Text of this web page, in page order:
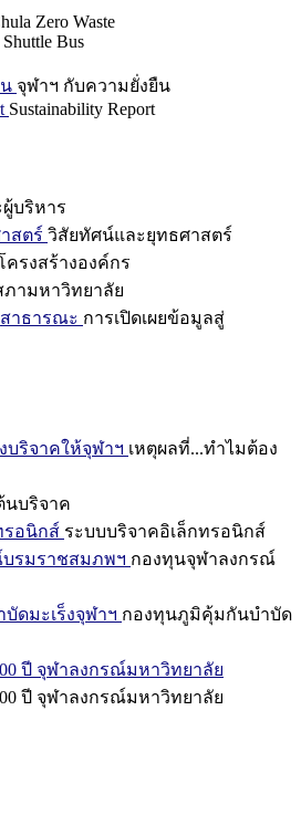
Zero Waste
Bus
จุฬาฯ กับความยั่งยืน
Sustainability Report
บริหาร
สตร์ วิสัยทัศน์และยุทธศาสตร์
ครงสร้างองค์กร
ภามหาวิทยาลัย
าธารณะ การเปิดเผยข้อมูลสู่
บริจาคให้จุฬาฯ เหตุผลที่...ทำไมต้อง
นบริจาค
รอนิกส์ ระบบบริจาคอิเล็กทรอนิกส์
รมราชสมภพฯ กองทุนจุฬาลงกรณ์
ดมะเร็งจุฬาฯ กองทุนภูมิคุ้มกันบำบัด
ปี จุฬาลงกรณ์มหาวิทยาลัย
ปี จุฬาลงกรณ์มหาวิทยาลัย